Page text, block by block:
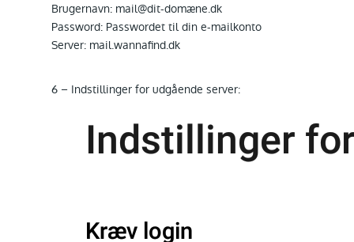
Brugernavn: mail@dit-domæne.dk
Password: Passwordet til din e-mailkonto
Server: mail.wannafind.dk
6 – Indstillinger for udgående server: